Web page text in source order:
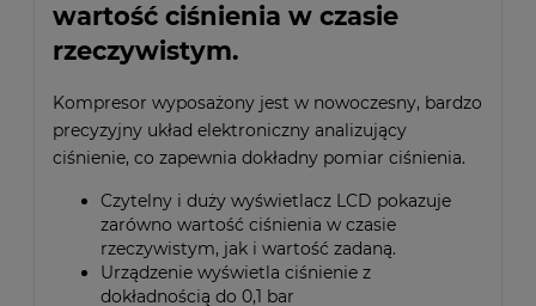
wartość ciśnienia w czasie
rzeczywistym.
Kompresor wyposażony jest w nowoczesny, bardzo
precyzyjny układ elektroniczny analizujący
ciśnienie, co zapewnia dokładny pomiar ciśnienia.
Czytelny i duży wyświetlacz LCD pokazuje
zarówno wartość ciśnienia w czasie
rzeczywistym, jak i wartość zadaną.
Urządzenie wyświetla ciśnienie z
dokładnością do 0,1 bar